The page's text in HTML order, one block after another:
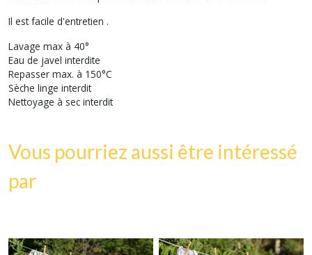
Il est facile d'entretien .
Lavage max à 40°
Eau de javel interdite
Repasser max. à 150°C
Sèche linge interdit
Nettoyage à sec interdit
Vous pourriez aussi être intéressé
par